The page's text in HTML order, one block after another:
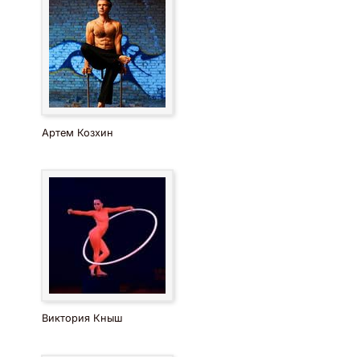
Артем Козхин
Виктория Кныш